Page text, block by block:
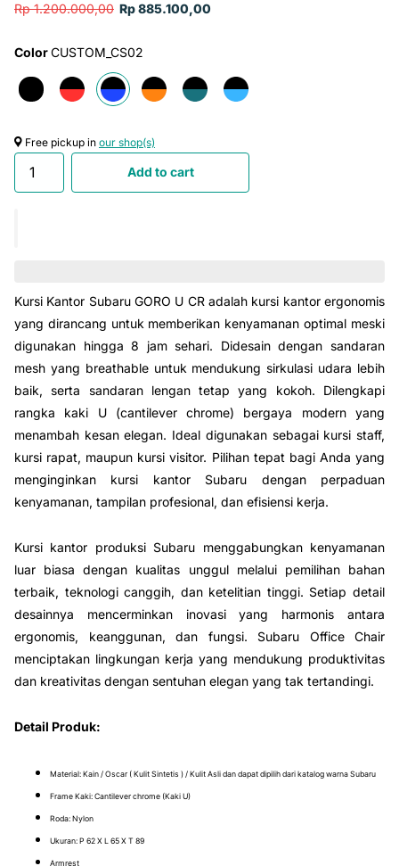
Rp 1.200.000,00 Rp 885.100,00
ColorCUSTOM_CS02
Free pickup in our shop(s)
Add to cart
Kursi Kantor Subaru GORO U CR adalah kursi kantor ergonomis
yang dirancang untuk memberikan kenyamanan optimal meski
digunakan hingga 8 jam sehari. Didesain dengan sandaran
mesh yang breathable untuk mendukung sirkulasi udara lebih
baik, serta sandaran lengan tetap yang kokoh. Dilengkapi
rangka kaki U (cantilever chrome) bergaya modern yang
menambah kesan elegan. Ideal digunakan sebagai kursi staff,
kursi rapat, maupun kursi visitor. Pilihan tepat bagi Anda yang
menginginkan kursi kantor Subaru dengan perpaduan
kenyamanan, tampilan profesional, dan efisiensi kerja.
Kursi kantor produksi Subaru menggabungkan kenyamanan
luar biasa dengan kualitas unggul melalui pemilihan bahan
terbaik, teknologi canggih, dan ketelitian tinggi. Setiap detail
desainnya mencerminkan inovasi yang harmonis antara
ergonomis, keanggunan, dan fungsi. Subaru Office Chair
menciptakan lingkungan kerja yang mendukung produktivitas
dan kreativitas dengan sentuhan elegan yang tak tertandingi.
Detail Produk:
Material: Kain / Oscar ( Kulit Sintetis ) / Kulit Asli dan dapat dipilih dari katalog warna Subaru
Frame Kaki: Cantilever chrome (Kaki U)
Roda: Nylon
Ukuran: P 62 X L 65 X T 89
Armrest